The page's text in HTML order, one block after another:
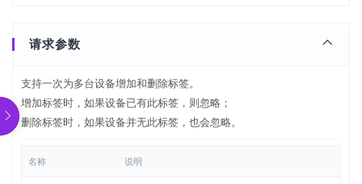
请求参数
支持一次为多台设备增加和删除标签。
增加标签时，如果设备已有此标签，则忽略；
删除标签时，如果设备并无此标签，也会忽略。
名称 说明